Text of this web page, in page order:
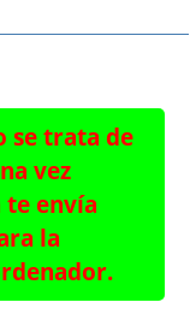
se trata de
vez
te envía
la